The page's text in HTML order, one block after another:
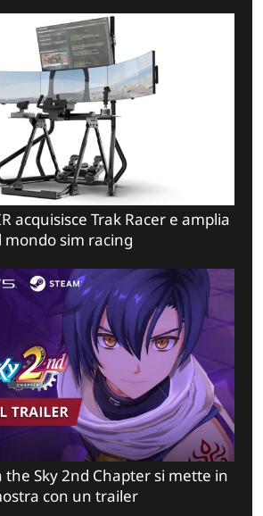
acquisisce Trak Racer e amplia
mondo sim racing
the Sky 2nd Chapter si mette in
con un trailer